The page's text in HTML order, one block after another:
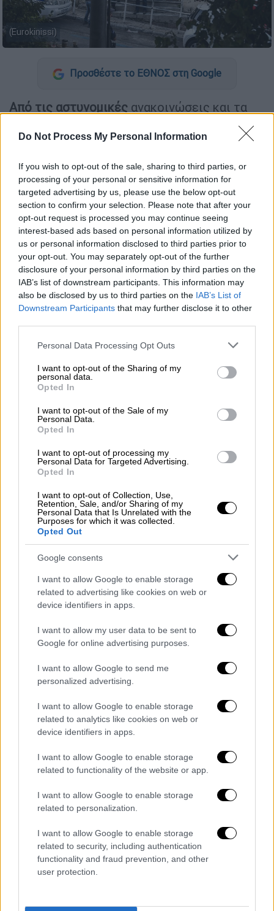
Do Not Process My Personal Information
If you wish to opt-out of the sale, sharing to third parties, or
processing of your personal or sensitive information for
targeted advertising by us, please use the below opt-out
section to confirm your selection. Please note that after your
opt-out request is processed you may continue seeing
interest-based ads based on personal information utilized by
us or personal information disclosed to third parties prior to
your opt-out. You may separately opt-out of the further
disclosure of your personal information by third parties on the
IAB’s list of downstream participants. This information may
also be disclosed by us to third parties on the IAB’s List of
Downstream Participants that may further disclose it to other
Please note that this website/app uses one or more Google
not limited to your visit or usage behaviour. You may click to
grant or deny consent to Google and its third-party tags to
use your data for below specified purposes in below Google
consent section.
Personal Data Processing Opt Outs
I want to opt-out of the Sharing of my
personal data.
Opted In
I want to opt-out of the Sale of my
Personal Data.
Opted In
I want to opt-out of processing my
Personal Data for Targeted Advertising.
Opted In
I want to opt-out of Collection, Use,
Retention, Sale, and/or Sharing of my
Personal Data that Is Unrelated with the
Purposes for which it was collected.
Opted Out
Google consents
I want to allow Google to enable storage
related to advertising like cookies on web or
device identifiers in apps.
I want to allow my user data to be sent to
Google for online advertising purposes.
I want to allow Google to send me
personalized advertising.
I want to allow Google to enable storage
related to analytics like cookies on web or
device identifiers in apps.
I want to allow Google to enable storage
related to functionality of the website or app.
I want to allow Google to enable storage
related to personalization.
I want to allow Google to enable storage
related to security, including authentication
functionality and fraud prevention, and other
user protection.
(Eurokinissi)
Προσθέστε το ΕΘΝΟΣ στη Google
Από τις αστυνομικές ανακοινώσεις και τα
απορία: Καλά, τα κατειλημμένα κτίρια
όμως, με τα κοτέτσια τα οποία οι παράνομοι
ένοικοι των κτιρίων είχαν δημιουργήσει
στις ταράτσες διανοία κυρίου; Τι συνέβη με
τα κοτόπουλα; Οδηγήθηκαν και αυτά στα
λεωφορεία για να μεταφερθούν σε κάποια
άλλη πόλη; Ή αφέθηκαν επιτόπου στην
ελεημοσύνη των περιοίκων; Διότι στην
τελευταία περίπτωση έχουμε σαφή
παράβαση της νομοθεσίας για τα ζώα, τα
οποία επ’ ουδενί λόγω πρέπει να αφήνονται
ατάιστα και απότιστα.
σημασία των φρέσκων αβγών και να
ανεβαίνουν να ταΐζουν τα καημένα τα
κοτόπουλα. Αν, μάλιστα, οι καταληψίες είχαν
φροντίσει να υπάρχει και κανένα κοκοράκι,
σκεφτείτε πόσο ειδυλλιακά θα ξυπνούν οι
κάτοικοι των ταλαίπωρων περιοχών του
κλεινού άστεως. Απορώ, δε, πώς καμία
βγήκε να προτείνει τη γενίκευση της
πτηνοτροφίας στις ταράτσες. Είναι το μόνο
που δεν έχουμε δοκιμάσει στην Ελλάδα ως
μέσο οικονομικής ανάπτυξης. Αυλές με
κοτέτσια στα σημερινά κέντρα των πόλεων
είχαν επιβιώσει έως τη δεκαετία του 1950.
Αλλά κοτέτσια στις ταράτσες των
πολυκατοικιών ποτέ, από όσο ξέρω. Ισως γι’
αυτό πήγε στράφι η οικονομία μας και
καταλήξαμε να έρχονται κάθε λίγο και λιγάκι
«θεσμοί» για να ερευνήσουν αν είμαστε καλά
παιδιά κι αν τρώμε όλο το φαΐ μας.
Διότι αν σε κάθε
αστικό ακίνητο που
υπάρχει στην Ελλάδα δημιουργούσαμε έναν
ορνιθώνα με δέκα όρνιθες, θα παίρναμε έναν
τεράστιο αριθμό αβγών, με τον οποίο θα
μπορούσαμε να εξοφλήσουμε το εθνικό
πλεονέκτημα: Λέγεται ότι τα αβγά
ανεβάζουν τη χοληστερίνη.
Αν, λοιπον, πληρώναμε τα τοκοχρεολύσια σε
αβγά, η χοληστερίνη των θεσμών θα
ανέβαινε σιγά σιγά και θα πήγαινε στα 300